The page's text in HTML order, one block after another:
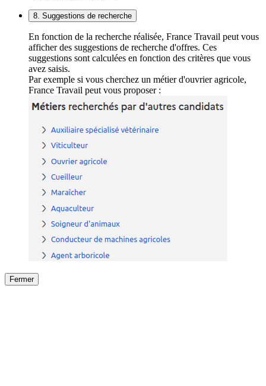
8. Suggestions de recherche
En fonction de la recherche réalisée, France Travail peut vous
afficher des suggestions de recherche d'offres. Ces
suggestions sont calculées en fonction des critères que vous
avez saisis.
Par exemple si vous cherchez un métier d'ouvrier agricole,
France Travail peut vous proposer :
Fermer